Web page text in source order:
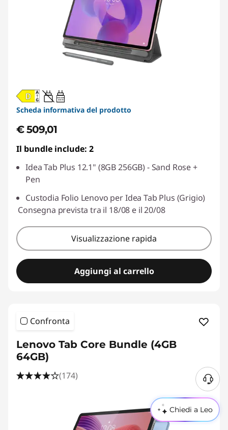
Chiedi a Leo
20W-60W
USB PD
Scheda informativa del prodotto
€ 509,01
Il bundle include: 2
Idea Tab Plus 12.1" (8GB 256GB) - Sand Rose +
Pen
Custodia Folio Lenovo per Idea Tab Plus (Grigio)
Consegna prevista tra il 18/08 e il 20/08
Visualizzazione rapida
Aggiungi al carrello
Confronta
Lenovo Tab Core Bundle (4GB
64GB)
(174)